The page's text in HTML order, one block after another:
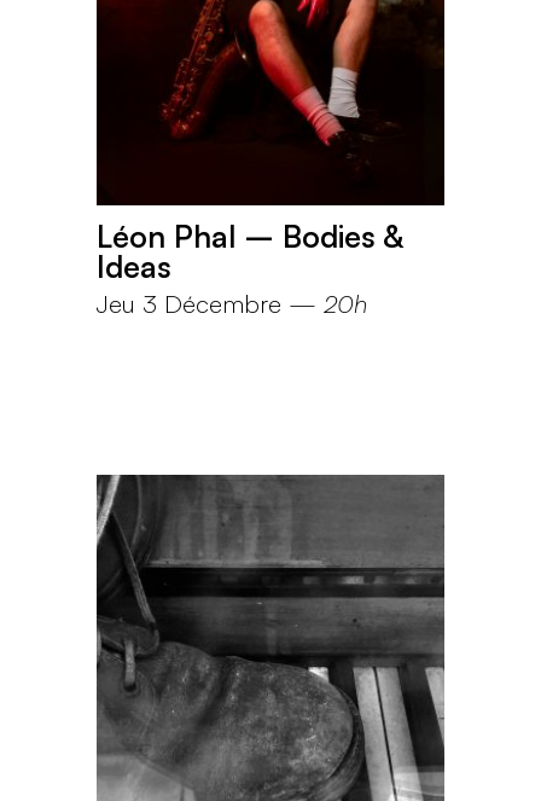
Léon Phal – Bodies &
Ideas
Jeu 3 Décembre — 20h